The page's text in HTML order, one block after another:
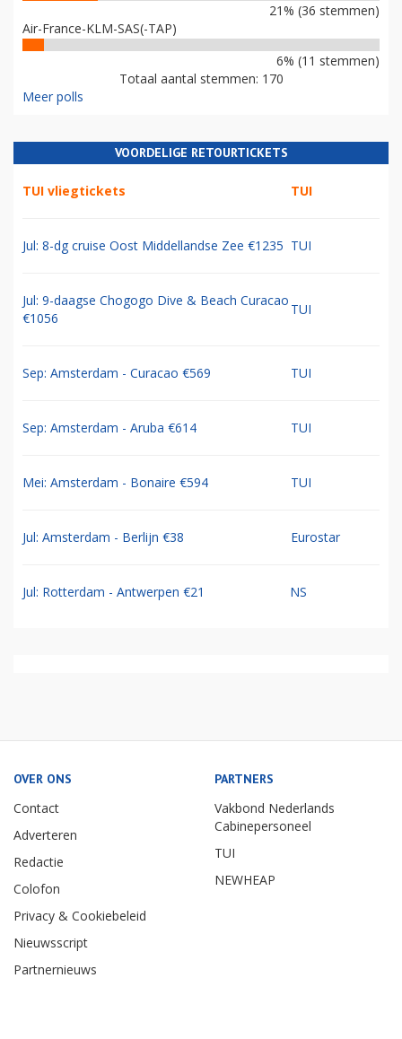
21% (36 stemmen)
Air-France-KLM-SAS(-TAP)
6% (11 stemmen)
Totaal aantal stemmen: 170
Meer polls
VOORDELIGE RETOURTICKETS
TUI vliegtickets TUI
Jul: 8-dg cruise Oost Middellandse Zee €1235 TUI
Jul: 9-daagse Chogogo Dive & Beach Curacao
€1056
TUI
Sep: Amsterdam - Curacao €569 TUI
Sep: Amsterdam - Aruba €614 TUI
Mei: Amsterdam - Bonaire €594 TUI
Jul: Amsterdam - Berlijn €38 Eurostar
Jul: Rotterdam - Antwerpen €21 NS
OVER ONS
Contact
Adverteren
Redactie
Colofon
Privacy & Cookiebeleid
Nieuwsscript
Partnernieuws
PARTNERS
Vakbond Nederlands
Cabinepersoneel
TUI
NEWHEAP